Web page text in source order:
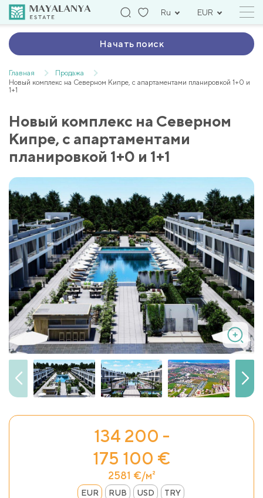
Ru EUR
Начать поиск
Главная
Продажа
Новый комплекс на Северном Кипре, с апартаментами планировкой 1+0 и
1+1
Новый комплекс на Северном
Кипре, с апартаментами
планировкой 1+0 и 1+1
134 200 -
175 100 €
2581 €/м²
EUR RUB USD TRY